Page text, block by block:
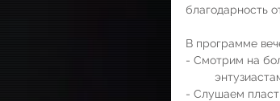
благодарность
В программе
- Смотрим на
- Слушаем